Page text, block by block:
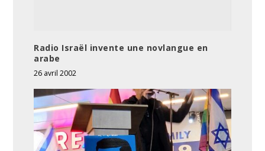
Radio Israël invente une novlangue en
arabe
26 avril 2002